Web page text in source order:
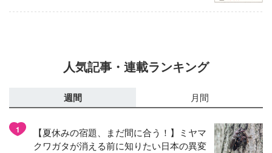
人気記事・連載ランキング
週間 月間
1
【夏休みの宿題、まだ間に合う！】ミヤマ
クワガタが消える前に知りたい日本の異変